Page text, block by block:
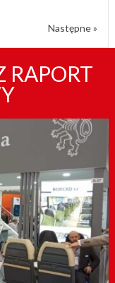
Następne »
RAPORT